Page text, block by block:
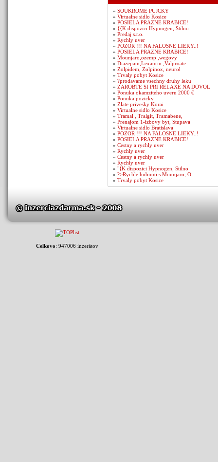
»SOUKROME PUJCKY
»Virtualne sidlo Kosice
»POSIELA PRAZNE KRABICE!
» {{K dispozici Hypnogen, Stilno
»Predaj s.r.o.
»Rychly uver
»POZOR !!! NA FALOSNE LIEKY..!
»POSIELA PRAZNE KRABICE!
»Mounjaro,ozemp ,wegovy
»Diazepam,Lexaurin ,Valproate
»Zolpidem, Zolpinox, neurol
»Trvaly pobyt Kosice
»?prodavame vsechny druhy leku
»ZAROBTE SI PRI RELAXE NA DOVOL
»Ponuka okamziteho uveru 2000 €
»Ponuka pozicky
»Zlate privesky Korai
»Virtualne sidlo Kosice
»Tramal , Tralgit, Tramabene,
»Prenajom 1-izbovy byt, Stupava
»Virtualne sidlo Bratislava
»POZOR !!! NA FALOSNE LIEKY..!
»POSIELA PRAZNE KRABICE!
»Cestny a rychly uver
»Rychly uver
»Cestny a rychly uver
»Rychly uver
»"{K dispozici Hypnogen, Stilno
»?>Rychle hubnuti s Mounjaro, O
»Trvaly pobyt Kosice
Celkovo: 947006 inzerátov